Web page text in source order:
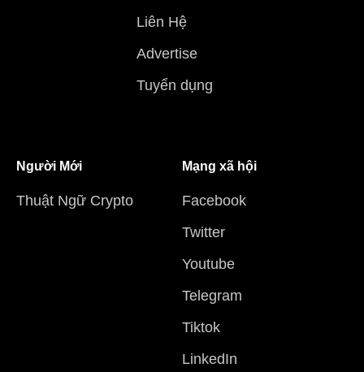
Liên Hệ
Advertise
Tuyển dụng
Người Mới
Thuật Ngữ Crypto
Mạng xã hội
Facebook
Twitter
Youtube
Telegram
Tiktok
LinkedIn